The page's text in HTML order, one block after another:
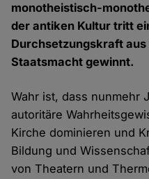
monotheistisch-
der antiken Kultur tritt
Durchsetzungskraft
Staatsmacht gewinnt.
Wahr ist, dass nunmehr
autoritäre
Kirche dominieren und
Bildung und
von Theatern und